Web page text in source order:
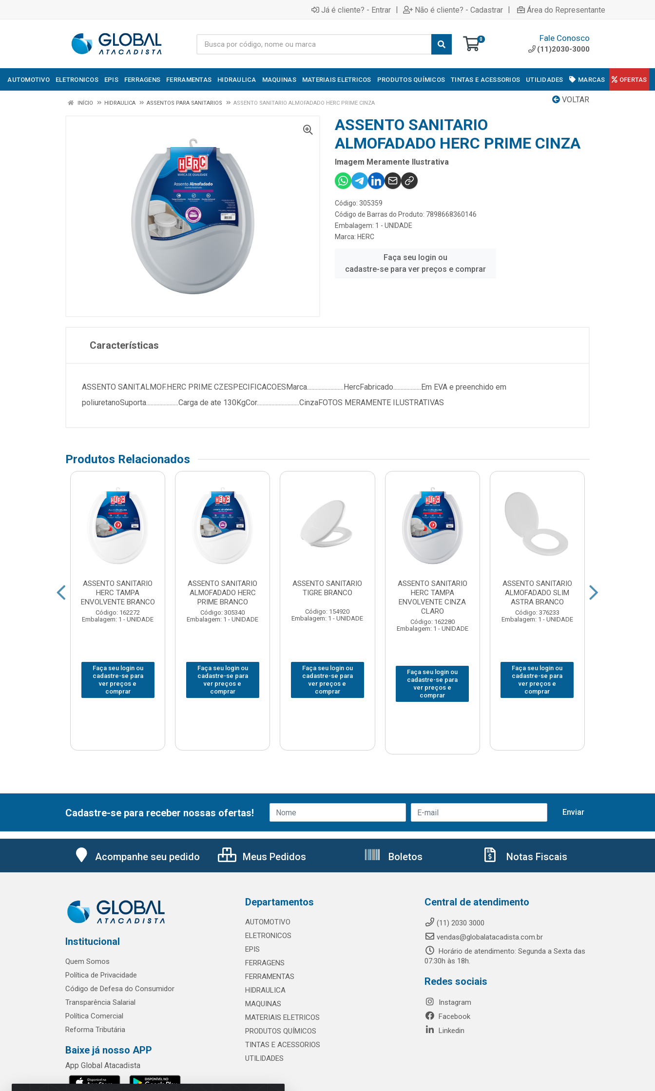
Já é cliente? - Entrar | Não é cliente? - Cadastrar | Área do Representante
0 Fale Conosco
(11)2030-3000
AUTOMOTIVO ELETRONICOS EPIS FERRAGENS FERRAMENTAS HIDRAULICA MAQUINAS MATERIAIS ELETRICOS PRODUTOS QUÍMICOS TINTAS E ACESSORIOS UTILIDADES MARCAS OFERTAS
VOLTAR
INÍCIO HIDRAULICA ASSENTOS PARA SANITARIOS ASSENTO SANITARIO ALMOFADADO HERC PRIME CINZA
ASSENTO SANITARIO
ALMOFADADO HERC PRIME CINZA
Imagem Meramente Ilustrativa
Código: 305359
Código de Barras do Produto: 7898668360146
Embalagem: 1 - UNIDADE
Marca: HERC
Faça seu login ou
cadastre-se para ver preços e comprar
Características
ASSENTO SANIT.ALMOF.HERC PRIME CZESPECIFICACOESMarca.........................HercFabricado...................Em EVA e preenchido em
poliuretanoSuporta......................Carga de ate 130KgCor.............................CinzaFOTOS MERAMENTE ILUSTRATIVAS
Produtos Relacionados
ASSENTO SANITARIO
HERC TAMPA
ENVOLVENTE BRANCO
Código: 162272
Embalagem: 1 - UNIDADE
Faça seu login ou
cadastre-se para
ver preços e
comprar
ASSENTO SANITARIO
ALMOFADADO HERC
PRIME BRANCO
Código: 305340
Embalagem: 1 - UNIDADE
Faça seu login ou
cadastre-se para
ver preços e
comprar
ASSENTO SANITARIO
TIGRE BRANCO
Código: 154920
Embalagem: 1 - UNIDADE
Faça seu login ou
cadastre-se para
ver preços e
comprar
ASSENTO SANITARIO
HERC TAMPA
ENVOLVENTE CINZA
CLARO
Código: 162280
Embalagem: 1 - UNIDADE
Faça seu login ou
cadastre-se para
ver preços e
comprar
ASSENTO SANITARIO
ALMOFADADO SLIM
ASTRA BRANCO
Código: 376233
Embalagem: 1 - UNIDADE
Faça seu login ou
cadastre-se para
ver preços e
comprar
Cadastre-se para receber nossas ofertas!
Acompanhe seu pedido Meus Pedidos Boletos Notas Fiscais
Institucional
Quem Somos
Política de Privacidade
Código de Defesa do Consumidor
Transparência Salarial
Política Comercial
Reforma Tributária
Baixe já nosso APP
App Global Atacadista
Departamentos
AUTOMOTIVO
ELETRONICOS
EPIS
FERRAGENS
FERRAMENTAS
HIDRAULICA
MAQUINAS
MATERIAIS ELETRICOS
PRODUTOS QUÍMICOS
TINTAS E ACESSORIOS
UTILIDADES
Central de atendimento
(11) 2030 3000
vendas@globalatacadista.com.br
Horário de atendimento: Segunda a Sexta das
07:30h às 18h.
Redes sociais
Instagram
Facebook
Linkedin